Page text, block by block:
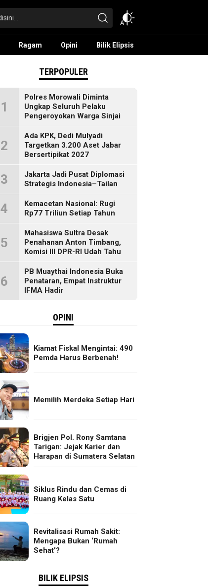
Ragam Opini Bilik Elipsis
TERPOPULER
1
Polres Morowali Diminta
Ungkap Seluruh Pelaku
Pengeroyokan Warga Sinjai
2
Ada KPK, Dedi Mulyadi
Targetkan 3.200 Aset Jabar
Bersertipikat 2027
3
Jakarta Jadi Pusat Diplomasi
Strategis Indonesia–Tailan
4
Kemacetan Nasional: Rugi
Rp77 Triliun Setiap Tahun
5
Mahasiswa Sultra Desak
Penahanan Anton Timbang,
Komisi III DPR-RI Udah Tahu
6
PB Muaythai Indonesia Buka
Penataran, Empat Instruktur
IFMA Hadir
OPINI
Kiamat Fiskal Mengintai: 490
Pemda Harus Berbenah!
Memilih Merdeka Setiap Hari
Brigjen Pol. Rony Samtana
Tarigan: Jejak Karier dan
Harapan di Sumatera Selatan
Siklus Rindu dan Cemas di
Ruang Kelas Satu
Revitalisasi Rumah Sakit:
Mengapa Bukan ‘Rumah
Sehat’?
BILIK ELIPSIS